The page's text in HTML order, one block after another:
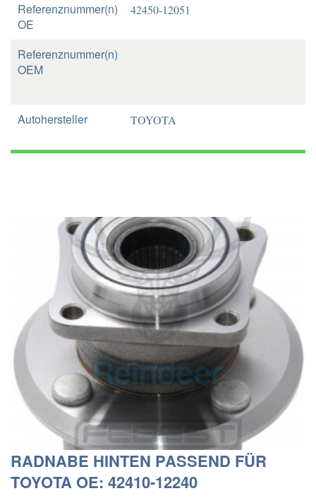
Referenznummer(n)
OE
42450-12051
Referenznummer(n)
OEM
Autohersteller TOYOTA
RADNABE HINTEN PASSEND FÜR
TOYOTA OE: 42410-12240